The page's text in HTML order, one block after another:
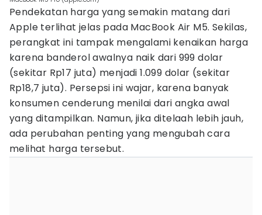
Pendekatan harga yang semakin matang dari
Apple terlihat jelas pada MacBook Air M5. Sekilas,
perangkat ini tampak mengalami kenaikan harga
karena banderol awalnya naik dari 999 dolar
(sekitar Rp17 juta) menjadi 1.099 dolar (sekitar
Rp18,7 juta). Persepsi ini wajar, karena banyak
konsumen cenderung menilai dari angka awal
yang ditampilkan. Namun, jika ditelaah lebih jauh,
ada perubahan penting yang mengubah cara
melihat harga tersebut.